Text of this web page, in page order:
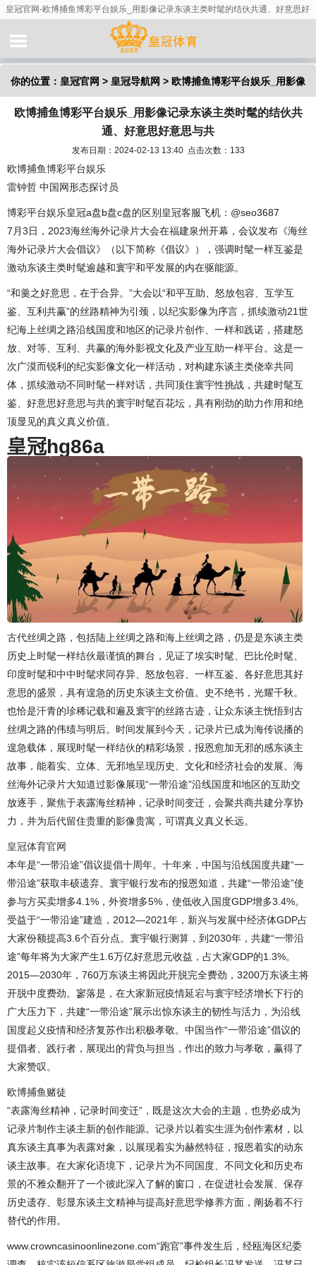
皇冠官网-欧博捕鱼博彩平台娱乐_用影像记录东谈主类时髦的结伙共通、好意思好
你的位置： 皇冠官网 > 皇冠导航网 > 欧博捕鱼博彩平台娱乐_用影像
记录东谈主类时髦的结伙共通、好意思好意思与共
欧博捕鱼博彩平台娱乐_用影像记录东谈主类时髦的结伙共
通、好意思好意思与共
发布日期：2024-02-13 13:40 点击次数：133
欧博捕鱼博彩平台娱乐
雷钟哲 中国网形态探讨员
博彩平台娱乐皇冠a盘b盘c盘的区别皇冠客服飞机：@seo3687
7月3日，2023海丝海外记录片大会在福建泉州开幕，会议发布《海丝
海外记录片大会倡议》（以下简称《倡议》），强调时髦一样互鉴是
激动东谈主类时髦逾越和寰宇和平发展的内在驱能源。
“和羹之好意思，在于合异。”大会以“和平互助、怒放包容、互学互
鉴、互利共赢”的丝路精神为引颈，以纪实影像为序言，抓续激动21世
纪海上丝绸之路沿线国度和地区的记录片创作、一样和践诺，搭建怒
放、对等、互利、共赢的海外影视文化及产业互助一样平台。这是一
次广漠而锐利的纪实影像文化一样活动，对构建东谈主类侥幸共同
体，抓续激动不同时髦一样对话，共同顶住寰宇性挑战，共建时髦互
鉴、好意思好意思与共的寰宇时髦百花坛，具有刚劲的助力作用和绝
顶显见的真义真义价值。
皇冠hg86a
古代丝绸之路，包括陆上丝绸之路和海上丝绸之路，仍是是东谈主类
历史上时髦一样结伙最谨慎的舞台，见证了埃实时髦、巴比伦时髦、
印度时髦和中中时髦求同存异、怒放包容、一样互鉴、各好意思其好
意思的盛景，具有遑急的历史东谈主文价值。史不绝书，光耀千秋。
也恰是汗青的珍稀记载和遍及寰宇的丝路古迹，让众东谈主恍悟到古
丝绸之路的伟绩与明后。时间发展到今天，记录片已成为海传说播的
遑急载体，展现时髦一样结伙的精彩场景，报恩愈加无邪的感东谈主
故事，能着实、立体、无邪地呈现历史、文化和经济社会的发展。海
丝海外记录片大知道过影像展现“一带沿途”沿线国度和地区的互助交
放逐手，聚焦于表露海丝精神，记录时间变迁，会聚共商共建分享协
力，并为后代留住贵重的影像贵寓，可谓真义真义长远。
皇冠体育官网
本年是“一带沿途”倡议提倡十周年。十年来，中国与沿线国度共建“一
带沿途”获取丰硕遗弃。寰宇银行发布的报恩知道，共建“一带沿途”使
参与方买卖增多4.1%，外资增多5%，使低收入国度GDP增多3.4%。
受益于“一带沿途”建造，2012—2021年，新兴与发展中经济体GDP占
大家份额提高3.6个百分点。寰宇银行测算，到2030年，共建“一带沿
途”每年将为大家产生1.6万亿好意思元收益，占大家GDP的1.3%。
2015—2030年，760万东谈主将因此开脱完全费劲，3200万东谈主将
开脱中度费劲。寥落是，在大家新冠疫情延宕与寰宇经济增长下行的
广大压力下，共建“一带沿途”展示出惊东谈主的韧性与活力，为沿线
国度起义疫情和经济复苏作出积极孝敬。中国当作“一带沿途”倡议的
提倡者、践行者，展现出的背负与担当，作出的致力与孝敬，赢得了
大家赞叹。
欧博捕鱼赌徒
“表露海丝精神，记录时间变迁”，既是这次大会的主题，也势必成为
记录片制作主谈主新的创作能源。记录片以着实生涯为创作素材，以
真东谈主真事为表露对象，以展现着实为赫然特征，报恩着实的动东
谈主故事。在大家化语境下，记录片为不同国度、不同文化和历史布
景的不雅众翻开了一个彼此深入了解的窗口，在促进社会发展、保存
历史遗存、彰显东谈主文精神与提高好意思学修养方面，阐扬着不行
替代的作用。
www.crowncasinoonlinezone.com“跑官”事件发生后，经瓯海区纪委